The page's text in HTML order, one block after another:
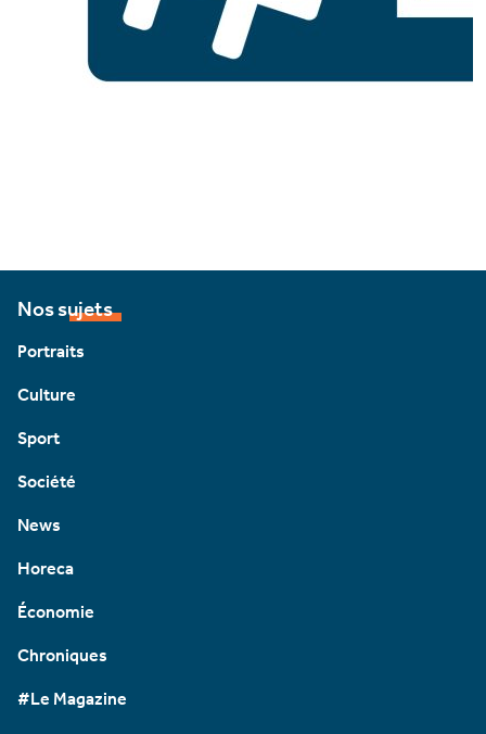
Nos sujets
Portraits
Culture
Sport
Société
News
Horeca
Économie
Chroniques
#Le Magazine